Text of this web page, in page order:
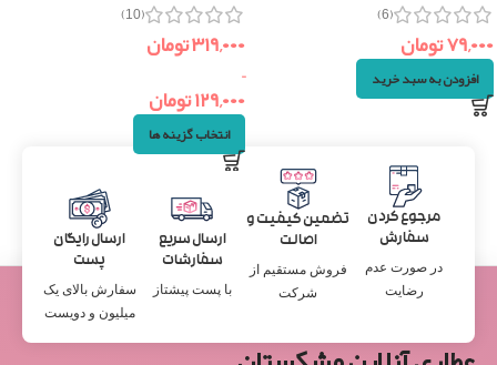
(6)
۷۹,۰۰۰تومان
افزودن به سبد خرید
(10)
۳۱۹,۰۰۰تومان
–
۱۲۹,۰۰۰تومان
انتخاب گزینه ها
مرجوع کردن
سفارش
در صورت عدم
رضایت
تضمین کیفیت و
اصالت
فروش مستقیم از
شرکت
ارسال سریع
سفارشات
با پست پیشتاز
ارسال رایگان
پست
سفارش بالای یک
میلیون و دویست